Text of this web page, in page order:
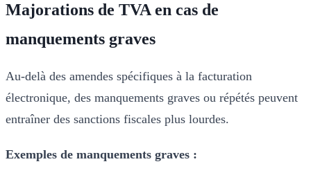
Majorations de TVA en cas de
manquements graves
Au-delà des amendes spécifiques à la facturation
électronique, des manquements graves ou répétés peuvent
entraîner des sanctions fiscales plus lourdes.
Exemples de manquements graves :